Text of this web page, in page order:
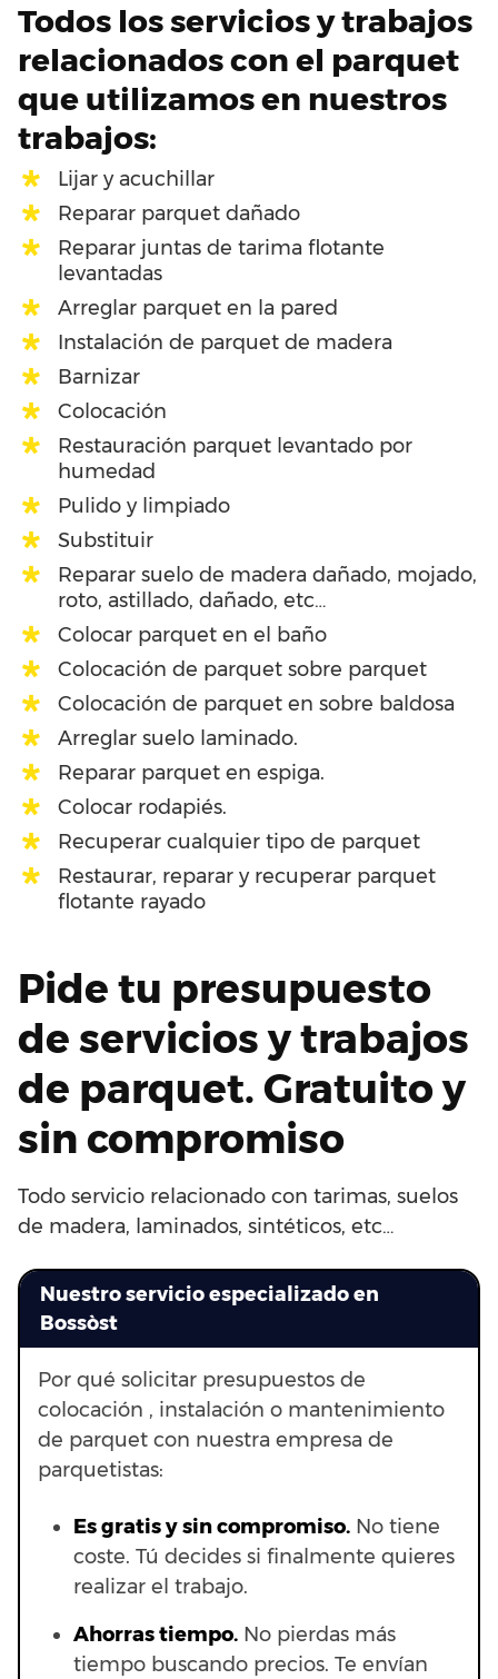
Todos los servicios y trabajos
relacionados con el parquet
que utilizamos en nuestros
trabajos:
Lijar y acuchillar
Reparar parquet dañado
Reparar juntas de tarima flotante
levantadas
Arreglar parquet en la pared
Instalación de parquet de madera
Barnizar
Colocación
Restauración parquet levantado por
humedad
Pulido y limpiado
Substituir
Reparar suelo de madera dañado, mojado,
roto, astillado, dañado, etc…
Colocar parquet en el baño
Colocación de parquet sobre parquet
Colocación de parquet en sobre baldosa
Arreglar suelo laminado.
Reparar parquet en espiga.
Colocar rodapiés.
Recuperar cualquier tipo de parquet
Restaurar, reparar y recuperar parquet
flotante rayado
Pide tu presupuesto
de servicios y trabajos
de parquet. Gratuito y
sin compromiso
Todo servicio relacionado con tarimas, suelos
de madera, laminados, sintéticos, etc…
Nuestro servicio especializado en
Bossòst
Por qué solicitar presupuestos de
colocación , instalación o mantenimiento
de parquet con nuestra empresa de
parquetistas:
Es gratis y sin compromiso. No tiene
coste. Tú decides si finalmente quieres
realizar el trabajo.
Ahorras tiempo. No pierdas más
tiempo buscando precios. Te envían